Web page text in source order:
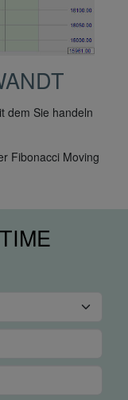
dem Sie handeln
Fibonacci Moving